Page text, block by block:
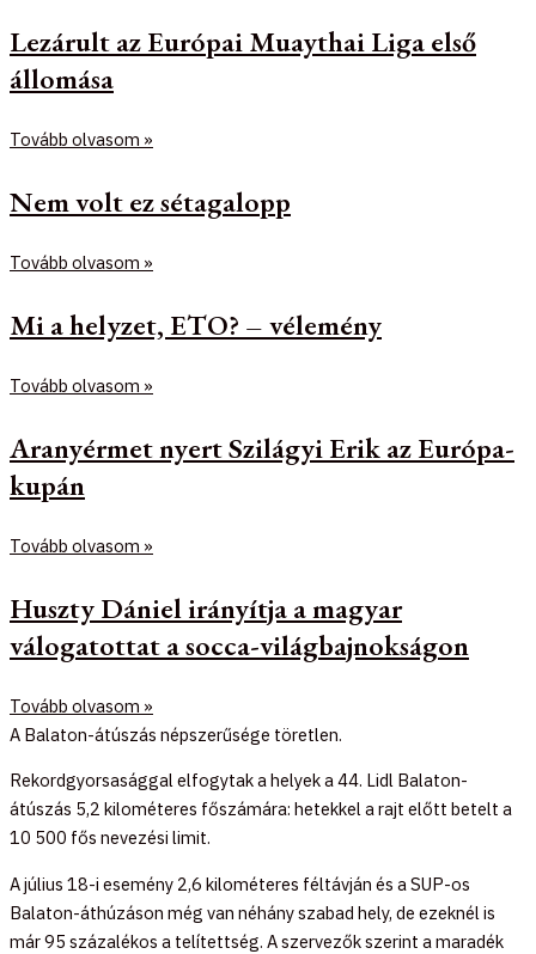
Lezárult az Európai Muaythai Liga első
állomása
Tovább olvasom »
Nem volt ez sétagalopp
Tovább olvasom »
Mi a helyzet, ETO? – vélemény
Tovább olvasom »
Aranyérmet nyert Szilágyi Erik az Európa-
kupán
Tovább olvasom »
Huszty Dániel irányítja a magyar
válogatottat a socca-világbajnokságon
Tovább olvasom »
A Balaton-átúszás népszerűsége töretlen.
Rekordgyorsasággal elfogytak a helyek a 44. Lidl Balaton-
átúszás 5,2 kilométeres főszámára: hetekkel a rajt előtt betelt a
10 500 fős nevezési limit.
A július 18-i esemény 2,6 kilométeres féltávján és a SUP-os
Balaton-áthúzáson még van néhány szabad hely, de ezeknél is
már 95 százalékos a telítettség. A szervezők szerint a maradék